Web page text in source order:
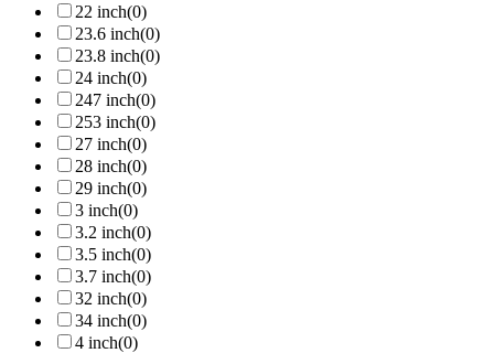
22 inch(0)
23.6 inch(0)
23.8 inch(0)
24 inch(0)
247 inch(0)
253 inch(0)
27 inch(0)
28 inch(0)
29 inch(0)
3 inch(0)
3.2 inch(0)
3.5 inch(0)
3.7 inch(0)
32 inch(0)
34 inch(0)
4 inch(0)